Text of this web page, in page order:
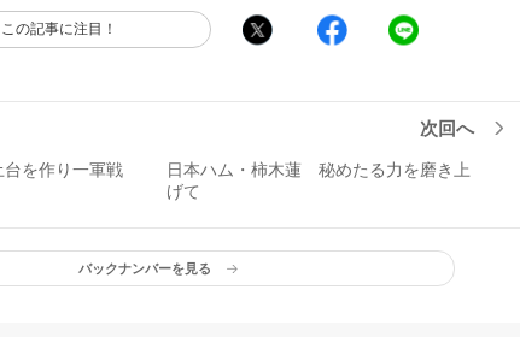
この記事に注目！
を作り一軍戦
次回へ
日本ハム・柿木蓮 秘めたる力を磨き上
げて
バックナンバーを見る